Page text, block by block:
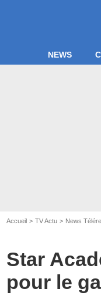
NEWS
Accueil TV Actu News
Star
pour le